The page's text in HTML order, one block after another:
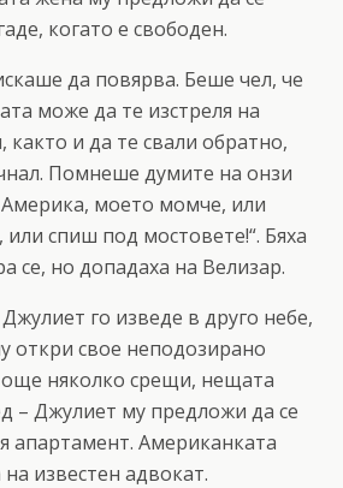
когато е свободен.
да повярва. Беше чел, че
може да те изстреля на
както и да те свали обратно,
Помнеше думите на онзи
Америка, моето момче, или
спиш под мостовете!“. Бяха
се, но допадаха на Велизар.
го изведе в друго небе,
откри свое неподозирано
още няколко срещи, нещата
– Джулиет му предложи да се
апартамент. Американката
известен адвокат.